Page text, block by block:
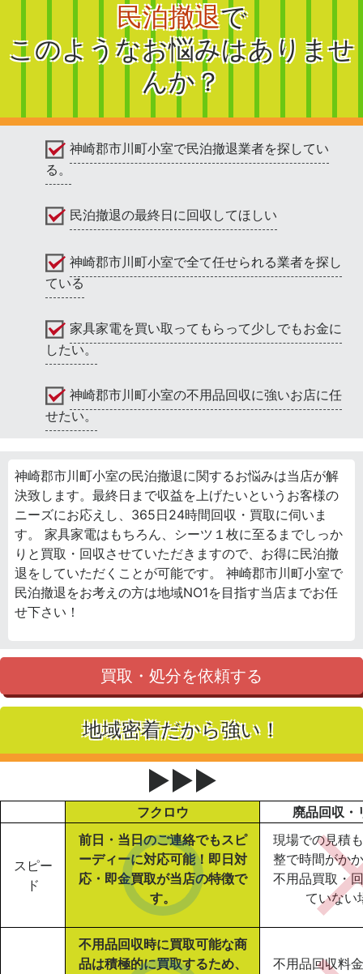
民泊撤退で
このようなお悩みはありませ
んか？
神崎郡市川町小室で民泊撤退業者を探してい
る。
民泊撤退の最終日に回収してほしい
神崎郡市川町小室で全て任せられる業者を探し
ている
家具家電を買い取ってもらって少しでもお金に
したい。
神崎郡市川町小室の不用品回収に強いお店に任
せたい。
神崎郡市川町小室の民泊撤退に関するお悩みは当店が解
決致します。最終日まで収益を上げたいというお客様の
ニーズにお応えし、365日24時間回収・買取に伺いま
す。 家具家電はもちろん、シーツ１枚に至るまでしっか
りと買取・回収させていただきますので、お得に民泊撤
退をしていただくことが可能です。 神崎郡市川町小室で
民泊撤退をお考えの方は地域NO1を目指す当店までお任
せ下さい！
買取・処分を依頼する
地域密着だから強い！
▶▶▶
フクロウ 廃品回収・
スピー
ド
前日・当日のご連絡でもスピ
ーディーに対応可能！即日対
応・即金買取が当店の特徴で
す。
現場での見積
整で時間がか
不用品買取・
ていない
不用品回収時に買取可能な商
品は積極的に買取するため、
不用品回収料